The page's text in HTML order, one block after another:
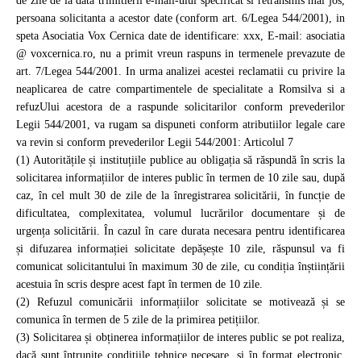
persoana solicitanta a acestor date (conform art. 6/Legea 544/2001), in
speta Asociatia Vox Cernica date de identificare: xxx, E-mail: asociatia
@ voxcernica.ro, nu a primit vreun raspuns in termenele prevazute de
art. 7/Legea 544/2001. In urma analizei acestei reclamatii cu privire la
neaplicarea de catre compartimentele de specialitate a Romsilva si a
refuzUlui acestora de a raspunde solicitarilor conform prevederilor
Legii 544/2001, va rugam sa dispuneti conform atributiilor legale care
va revin si conform prevederilor Legii 544/2001: Articolul 7
(1) Autoritățile și instituțiile publice au obligația să răspundă în scris la
solicitarea informațiilor de interes public în termen de 10 zile sau, după
caz, în cel mult 30 de zile de la înregistrarea solicitării, în funcție de
dificultatea, complexitatea, volumul lucrărilor documentare și de
urgența solicitării. În cazul în care durata necesara pentru identificarea
și difuzarea informației solicitate depășește 10 zile, răspunsul va fi
comunicat solicitantului în maximum 30 de zile, cu condiția înștiințării
acestuia în scris despre acest fapt în termen de 10 zile.
(2) Refuzul comunicării informațiilor solicitate se motivează și se
comunica în termen de 5 zile de la primirea petițiilor.
(3) Solicitarea și obținerea informațiilor de interes public se pot realiza,
dacă sunt întrunite condițiile tehnice necesare, și în format electronic.